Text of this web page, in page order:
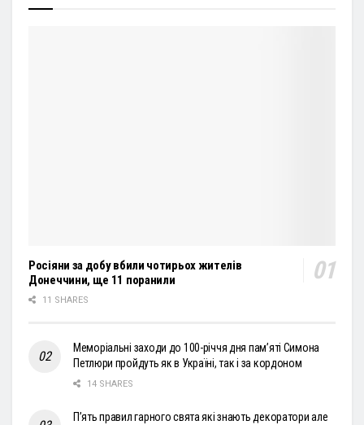
Росіяни за добу вбили чотирьох жителів
Донеччини, ще 11 поранили
11 SHARES
Меморіальні заходи до 100-річчя дня пам’яті Симона
Петлюри пройдуть як в Україні, так і за кордоном
14 SHARES
П’ять правил гарного свята які знають декоратори але